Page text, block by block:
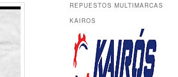
REPUESTOS MULTIMARCAS
KAIROS